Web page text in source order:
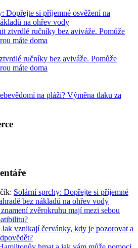
Dopřejte si příjemné osvěžení na
na ohřev vody
ručníky bez aviváže. Pomůže
máte doma
na pláži? Výměna tlaku za
: Solární sprchy: Dopřejte si příjemné
bez nákladů na ohřev vody
zvěrokruhu mají mezi sebou
Jak vznikají červánky, kdy je pozorovat a